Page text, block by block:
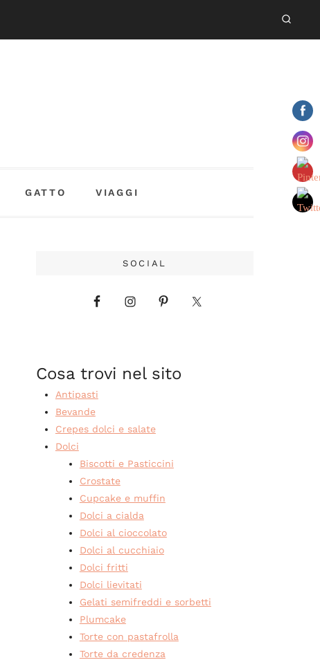
GATTO VIAGGI
SOCIAL
Cosa trovi nel sito
Antipasti
Bevande
Crepes dolci e salate
Dolci
Biscotti e Pasticcini
Crostate
Cupcake e muffin
Dolci a cialda
Dolci al cioccolato
Dolci al cucchiaio
Dolci fritti
Dolci lievitati
Gelati semifreddi e sorbetti
Plumcake
Torte con pastafrolla
Torte da credenza